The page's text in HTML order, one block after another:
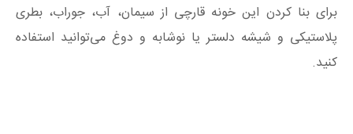
برای بنا کردن این خونه قارچی از سیمان، آب، جوراب، بطری
پلاستیکی و شیشه دلستر یا نوشابه و دوغ می‌توانید استفاده
کنید.